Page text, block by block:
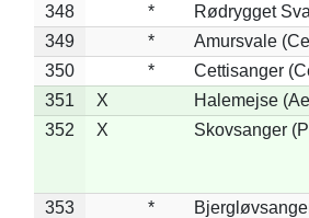
348
*
Rødrygget
349
*
Amursvale
350
*
Cettisanger
351
X
Halemejse
352
X Skovsanger
353 *